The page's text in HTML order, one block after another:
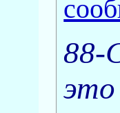
88-
это